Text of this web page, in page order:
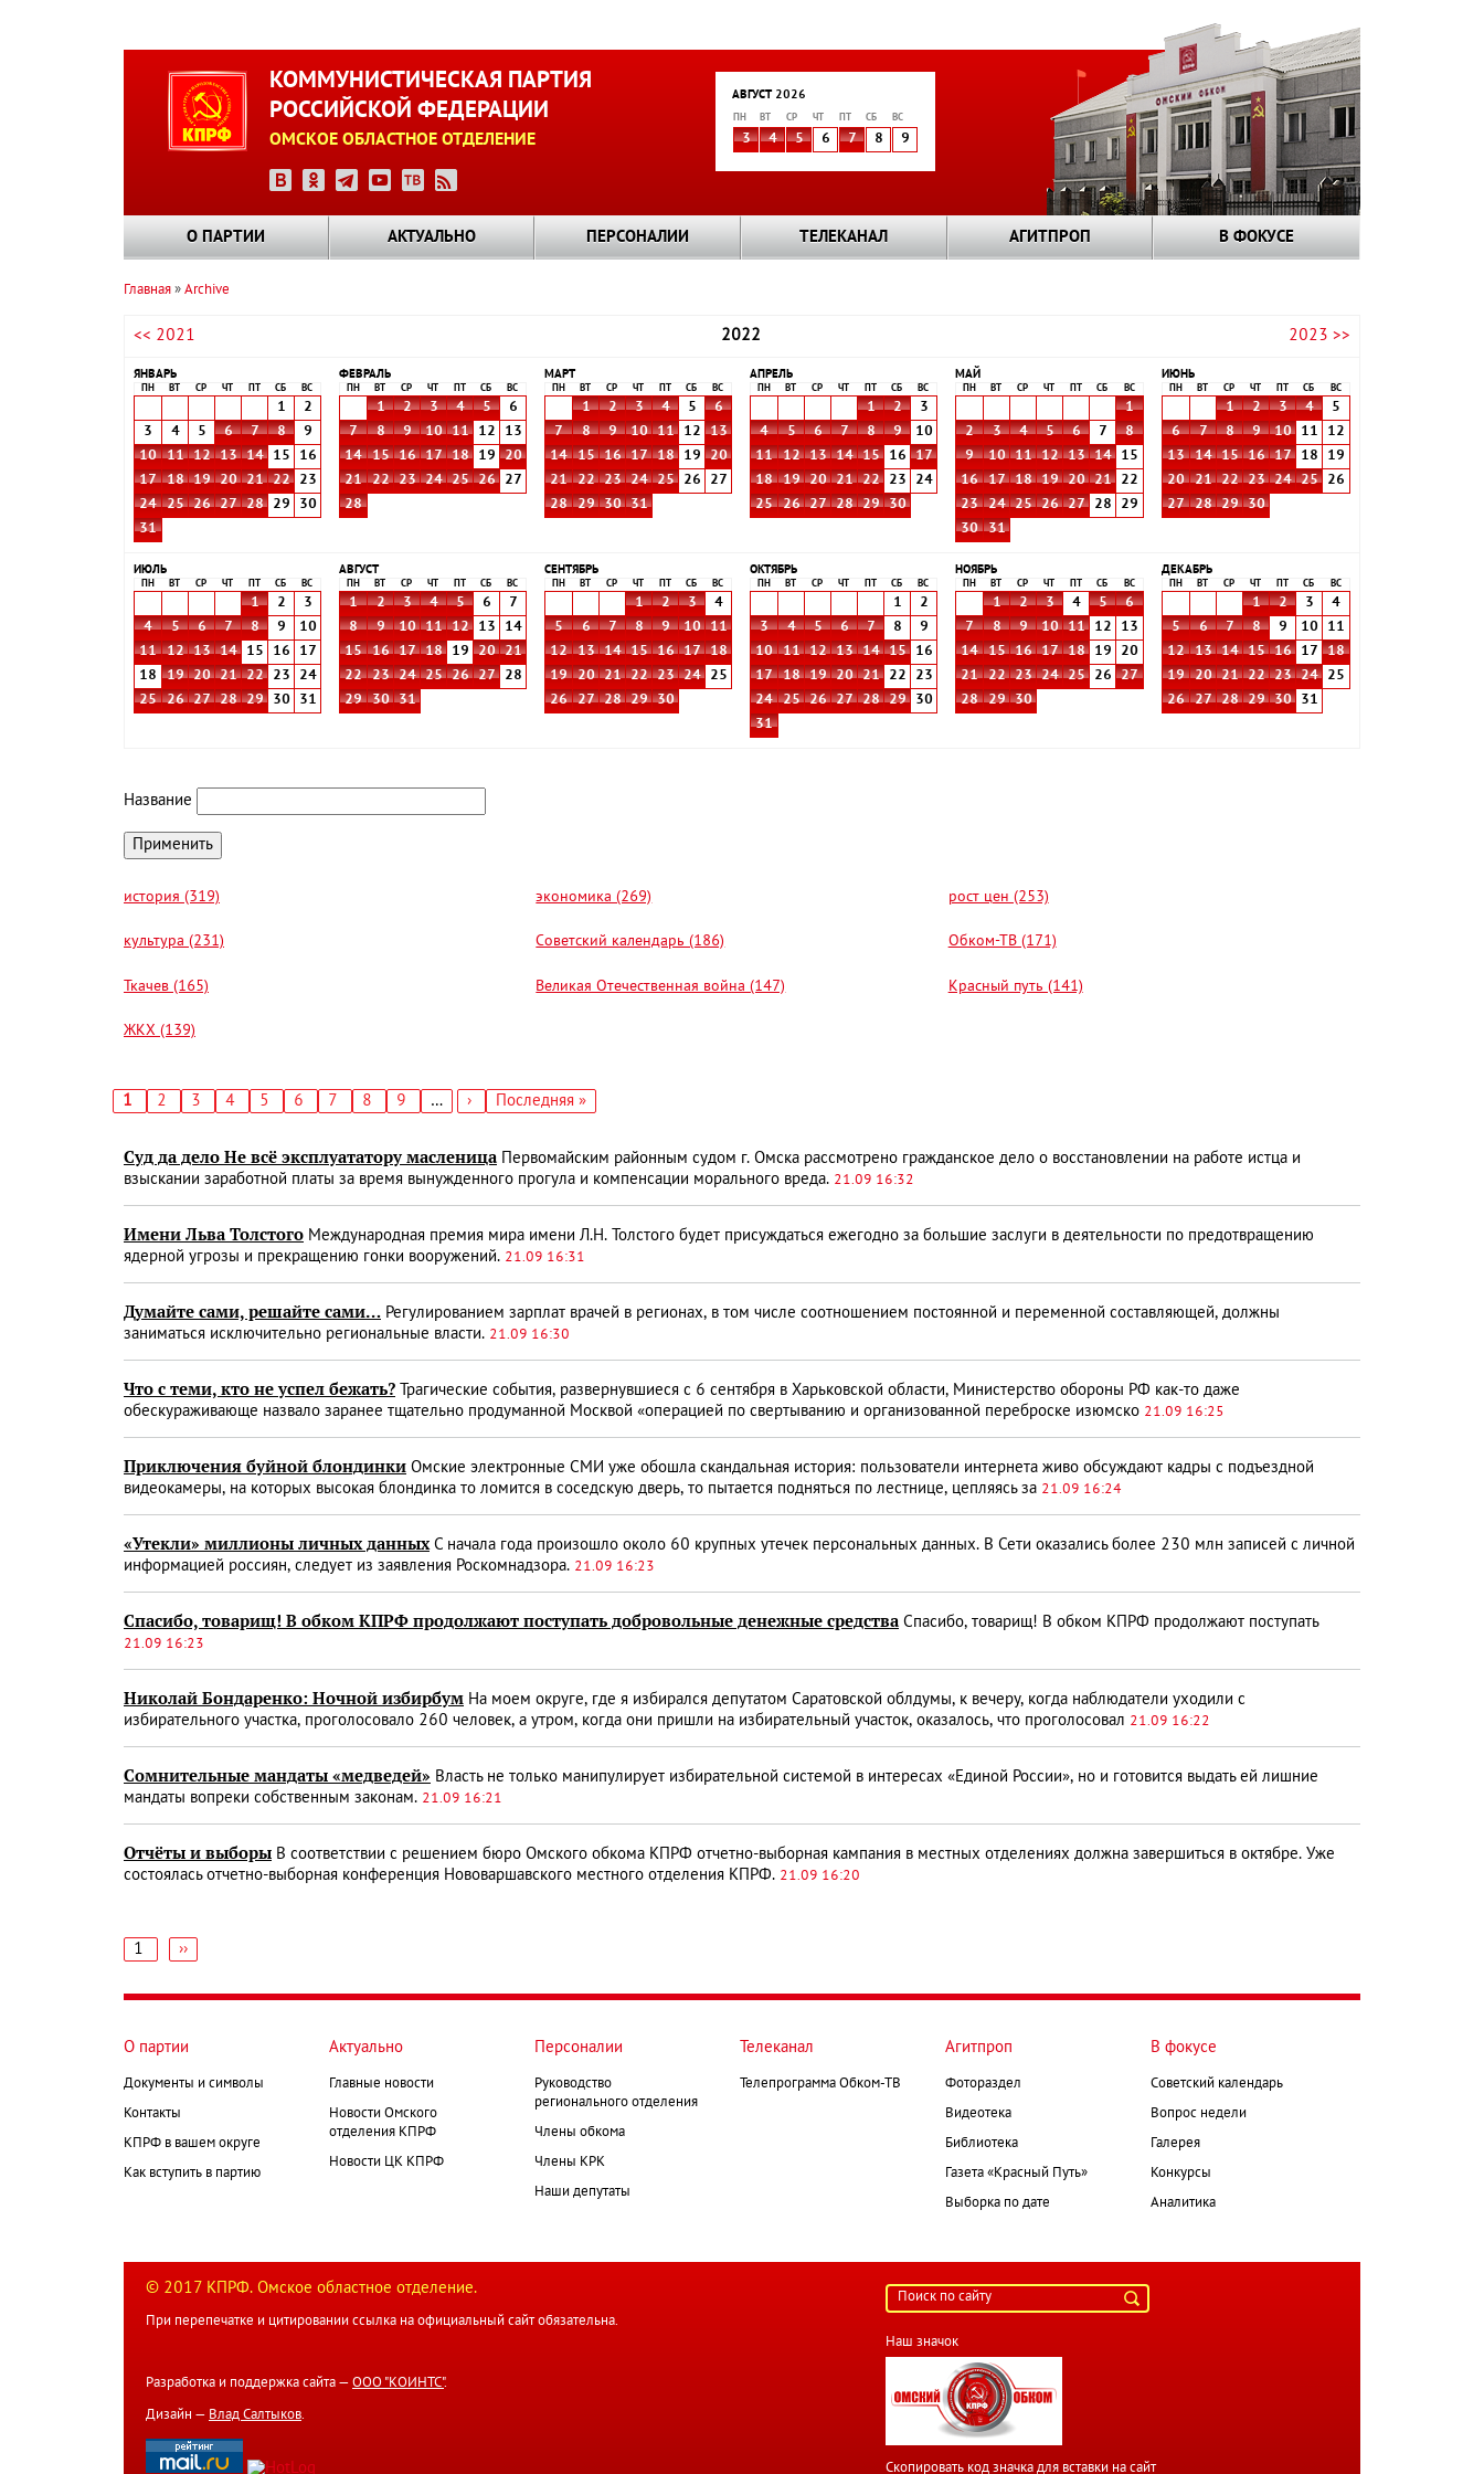
КОММУНИСТИЧЕСКАЯ ПАРТИЯ
РОССИЙСКОЙ ФЕДЕРАЦИИ
ОМСКОЕ ОБЛАСТНОЕ ОТДЕЛЕНИЕ
АВГУСТ 2026
ПН ВТ СР ЧТ СБ ВС
3 4 5 6 7 8 9
О ПАРТИИ АКТУАЛЬНО ПЕРСОНАЛИИ ТЕЛЕКАНАЛ АГИТПРОП В ФОКУСЕ
навигации
Главная Archive
<< 2021 2022 2023 >>
ЯНВАРЬ
ПН ВТ СР ЧТ СБ ВС
1
2
3
4 5 6 7 8
9
10
11 12 13 14 15
16
17
18 19 20 21 22
23
24
25 26 27 28 29
30
31
ФЕВРАЛЬ
ПН ВТ СР ЧТ СБ ВС
1 2 3 4 5
6
7
8 9 10 11 12
13
14
15 16 17 18 19
20
21
22 23 24 25 26
27
28
МАРТ
ПН ВТ СР ЧТ СБ ВС
1 2 3 4 5
6
7
8 9 10 11 12
13
14
15 16 17 18 19
20
21
22 23 24 25 26
27
28
29 30 31
АПРЕЛЬ
ПН ВТ СР ЧТ СБ ВС
1 2
3
4
5 6 7 8 9
10
11
12 13 14 15 16
17
18
19 20 21 22 23
24
25
26 27 28 29 30
МАЙ
ПН ВТ СР ЧТ СБ ВС
1
2
3 4 5 6 7
8
9
10 11 12 13 14
15
16
17 18 19 20 21
22
23
24 25 26 27 28
29
30
31
ИЮНЬ
ПН ВТ СР ЧТ СБ ВС
1 2 3 4
5
6
7 8 9 10 11
12
13
14 15 16 17 18
19
20
21 22 23 24 25
26
27
28 29 30
ИЮЛЬ
ПН ВТ СР ЧТ СБ ВС
1 2
3
4
5 6 7 8 9
10
11
12 13 14 15 16
17
18
19 20 21 22 23
24
25
26 27 28 29 30 31
АВГУСТ
ПН ВТ СР ЧТ СБ ВС
1 2 3 4 5 6
7
8
9 10 11 12 13
14
15
16 17 18 19 20
21
22
23 24 25 26 27
28
29
30 31
СЕНТЯБРЬ
ПН ВТ СР ЧТ СБ ВС
1 2 3
4
5
6 7 8 9 10
11
12
13 14 15 16 17
18
19
20 21 22 23 24
25
26
27 28 29 30
ОКТЯБРЬ
ПН ВТ СР ЧТ СБ ВС
1
2
3
4 5 6 7 8
9
10
11 12 13 14 15
16
17
18 19 20 21 22
23
24
25 26 27 28 29
30
31
НОЯБРЬ
ПН ВТ СР ЧТ СБ ВС
1 2 3 4 5
6
7
8 9 10 11 12
13
14
15 16 17 18 19
20
21
22 23 24 25 26
27
28
29 30
ДЕКАБРЬ
ПН ВТ СР ЧТ СБ ВС
1 2 3
4
5
6 7 8 9 10
11
12
13 14 15 16 17
18
19
20 21 22 23 24
25
26
27 28 29 30 31
Название
история (319) экономика (269) рост цен (253)
культура (231) Советский календарь (186) Обком-ТВ (171)
Ткачев (165) Великая Отечественная война (147) Красный путь (141)
ЖКХ (139)
Текущая
1 Страница
2 Страница
3 Страница
4 Страница
5 Страница
6 Страница
7 Страница
8 Страница
9 …
Следующая
›
Последняя
Последняя »
Суд да дело Не всё эксплуататору масленица Первомайским районным судом г. Омска рассмотрено гражданское дело о восстановлении на работе истца и
взыскании заработной платы за время вынужденного прогула и компенсации морального вреда. 21.09 16:32
Имени Льва Толстого Международная премия мира име­ни Л.Н. Толстого будет при­суждаться ежегодно за большие заслуги в деятельности по предотвращению
ядерной угро­зы и прекращению гонки вооружений. 21.09 16:31
Думайте сами, решайте сами… Регулированием зарплат врачей в регионах, в том числе соотношением постоянной и переменной составляющей, должны
заниматься исключительно региональные власти. 21.09 16:30
Что с теми, кто не успел бежать? Трагические события, развернувшиеся с 6 сентября в Харьковской области, Министерство обороны РФ как-то даже
обескураживающе назвало заранее тщательно продуманной Москвой «операцией по свертыванию и организованной переброске изюмско 21.09 16:25
Приключения буйной блондинки Омские электронные СМИ уже обошла скандальная история: пользователи интернета живо обсуждают кадры с подъездной
видеокамеры, на которых высокая блондинка то ломится в соседскую дверь, то пытается подняться по лестнице, цепляясь за 21.09 16:24
«Утекли» миллионы личных данныхС начала года произошло около 60 крупных утечек персональных данных. В Сети оказались более 230 млн записей с личной
информацией россиян, следует из заявления Роскомнадзора. 21.09 16:23
Спасибо, товарищ! В обком КПРФ продолжают поступать добровольные денежные средства Спасибо, товарищ! В обком КПРФ продолжают поступать
21.09 16:23
Николай Бондаренко: Ночной избирбум На моем округе, где я избирался депутатом Саратовской облдумы, к вечеру, когда наблюдатели уходили с
избирательного участка, проголосовало 260 человек, а утром, когда они пришли на избирательный участок, оказалось, что проголосовал 21.09 16:22
Сомнительные мандаты «медведей» Власть не только манипулирует избирательной системой в интересах «Единой России», но и готовится выдать ей лишние
мандаты вопреки собственным законам. 21.09 16:21
Отчёты и выборы В соответствии с решением бюро Омского обкома КПРФ отчетно-выборная кампания в местных отделениях должна завершиться в октябре. Уже
состоялась отчетно-выборная конференция Нововаршавского местного отделения КПРФ. 21.09 16:20
страниц
1
Следующая
››
О партии
Документы и символы
Контакты
КПРФ в вашем округе
Как вступить в партию
Актуально
Главные новости
Новости Омского
отделения КПРФ
Новости ЦК КПРФ
Персоналии
Руководство
регионального отделения
Члены обкома
Члены КРК
Наши депутаты
Телеканал
Телепрограмма Обком-ТВ
Агитпроп
Фотораздел
Видеотека
Библиотека
Газета «Красный Путь»
Выборка по дате
В фокусе
Советский календарь
Вопрос недели
Галерея
Конкурсы
Аналитика
© 2017 КПРФ. Омское областное отделение.
При перепечатке и цитировании ссылка на официальный сайт обязательна.
Разработка и поддержка сайта — ООО "КОИНТС".
Дизайн — Влад Салтыков.
Наш значок
Скопировать код значка для вставки на сайт